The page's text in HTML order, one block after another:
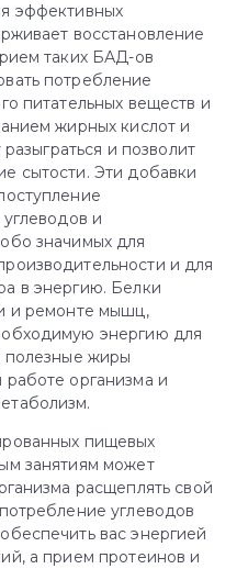
эффективных
восстановление
таких БАД-ов
потребление
питательных веществ и
жирных кислот и
и позволит
сытости. Эти добавки
и
значимых для
и для
в энергию. Белки
и ремонте мышц,
энергию для
полезные жиры
организма и
пищевых
занятиям может
расщеплять свой
углеводов
вас энергией
а прием протеинов и